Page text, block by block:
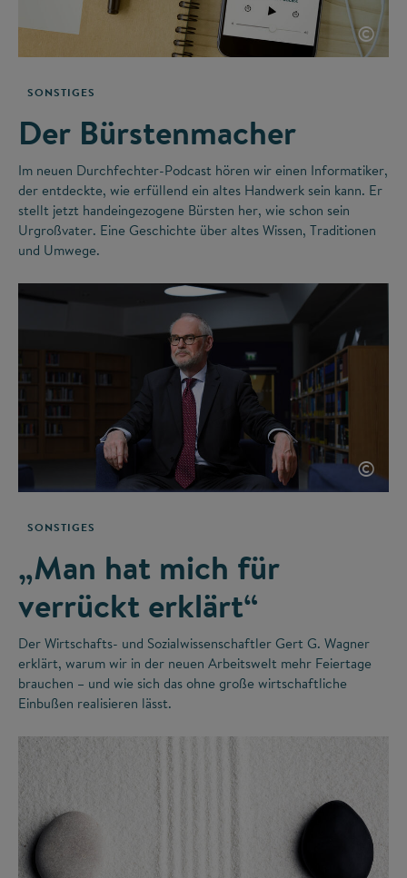
©
SONSTIGES
Der Bürstenmacher
Im neuen Durchfechter-Podcast hören wir einen Informatiker,
der entdeckte, wie erfüllend ein altes Handwerk sein kann. Er
stellt jetzt handeingezogene Bürsten her, wie schon sein
Urgroßvater. Eine Geschichte über altes Wissen, Traditionen
und Umwege.
©
SONSTIGES
„Man hat mich für
verrückt erklärt“
Der Wirtschafts- und Sozialwissenschaftler Gert G. Wagner
erklärt, warum wir in der neuen Arbeitswelt mehr Feiertage
brauchen – und wie sich das ohne große wirtschaftliche
Einbußen realisieren lässt.